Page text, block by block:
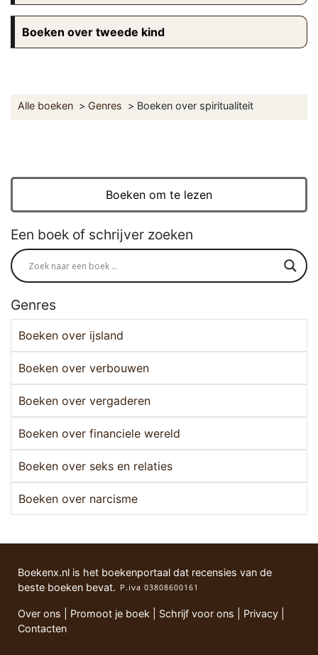
Boeken over tweede kind
Alle boeken Genres Boeken over spiritualiteit
Boeken om te lezen
Een boek of schrijver zoeken
Genres
Boeken over ijsland
Boeken over verbouwen
Boeken over vergaderen
Boeken over financiele wereld
Boeken over seks en relaties
Boeken over narcisme
Boekenx.nl is het boekenportaal dat recensies van de
beste boeken bevat.
Over ons Promoot je boek Schrijf voor ons Privacy
Contacten